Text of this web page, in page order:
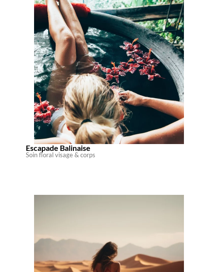
Escapade Balinaise
Soin floral visage & corps